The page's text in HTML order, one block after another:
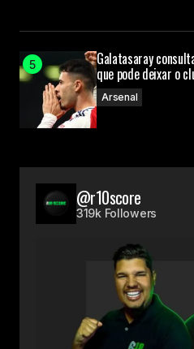
Galatasaray
que pode deixar o
Arsenal
@r10score
319k Followers